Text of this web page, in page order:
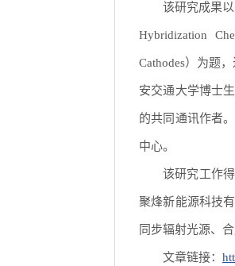
该研究成果
Hybridization
Cathodes）为题
安交通大学博士
的共同通讯作者
中心。
该研究工作
聚烽新能源科技
同步辐射光源、
文章链接：